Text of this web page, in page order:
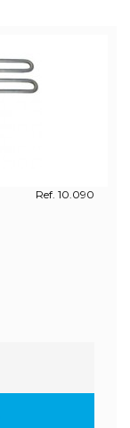
Ref. 10.090